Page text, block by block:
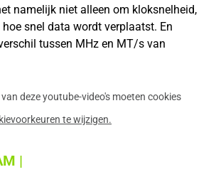
namelijk niet alleen om kloksnelheid,
snel data wordt verplaatst. En
tussen MHz en MT/s van
deze youtube-video's moeten cookies
te wijzigen.
|